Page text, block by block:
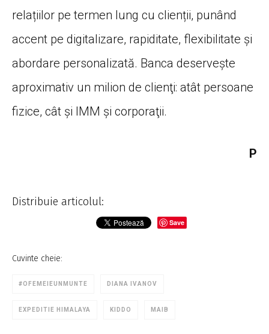
relațiilor pe termen lung cu clienții, punând
accent pe digitalizare, rapiditate, flexibilitate și
abordare personalizată. Banca deserveşte
aproximativ un milion de clienţi: atât persoane
fizice, cât şi IMM şi corporaţii.
P
Distribuie articolul:
Save
Cuvinte cheie:
#OFEMEIEUNMUNTE DIANA IVANOV
EXPEDITIE HIMALAYA KIDDO MAIB